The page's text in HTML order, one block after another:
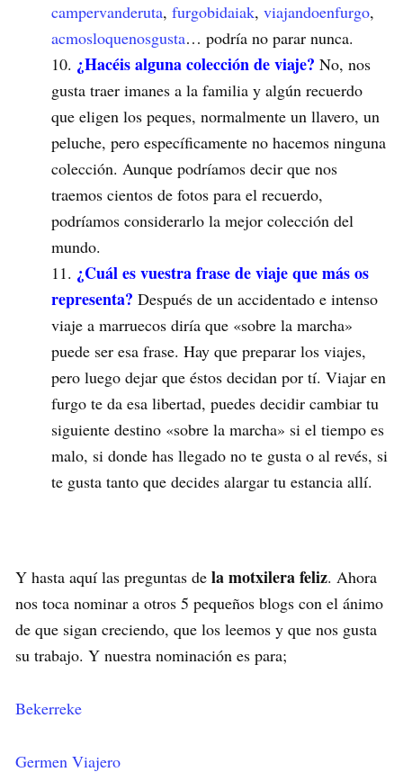
campervanderuta, furgobidaiak, viajandoenfurgo,
acmosloquenosgusta… podría no parar nunca.
¿Hacéis alguna colección de viaje? No, nos
gusta traer imanes a la familia y algún recuerdo
que eligen los peques, normalmente un llavero, un
peluche, pero específicamente no hacemos ninguna
colección. Aunque podríamos decir que nos
traemos cientos de fotos para el recuerdo,
podríamos considerarlo la mejor colección del
mundo.
¿Cuál es vuestra frase de viaje que más os
representa? Después de un accidentado e intenso
viaje a marruecos diría que «sobre la marcha»
puede ser esa frase. Hay que preparar los viajes,
pero luego dejar que éstos decidan por tí. Viajar en
furgo te da esa libertad, puedes decidir cambiar tu
siguiente destino «sobre la marcha» si el tiempo es
malo, si donde has llegado no te gusta o al revés, si
te gusta tanto que decides alargar tu estancia allí.
Y hasta aquí las preguntas de la motxilera feliz. Ahora
nos toca nominar a otros 5 pequeños blogs con el ánimo
de que sigan creciendo, que los leemos y que nos gusta
su trabajo. Y nuestra nominación es para;
Bekerreke
Germen Viajero